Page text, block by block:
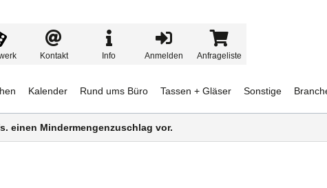
Kalender Rund ums Büro Tassen + Gläser Sonstige
Kontakt Info Anmelden Anfrageliste
einen Mindermengenzuschlag vor.